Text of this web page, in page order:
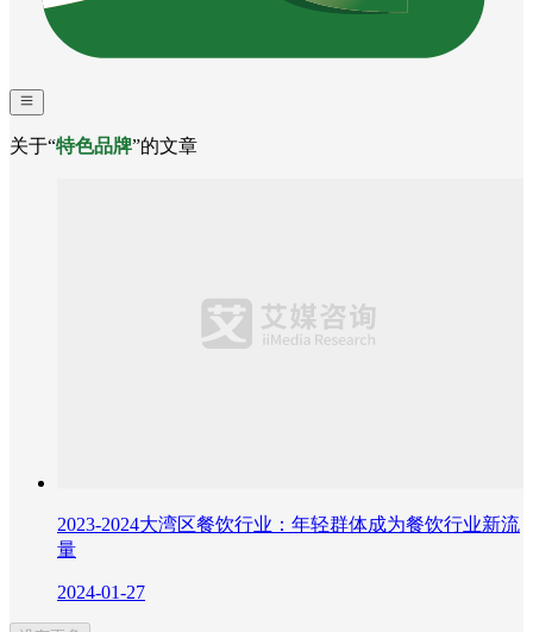
关于“特色品牌”的文章
2023-2024大湾区餐饮行业：年轻群体成为餐饮行业新流
量
2024-01-27